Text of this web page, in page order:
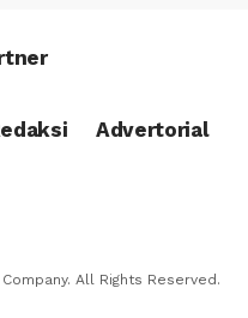
Advertorial
All Rights Reserved.